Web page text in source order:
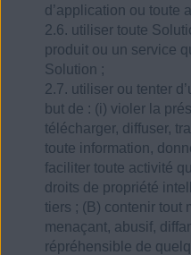
d’application ou toute
2.6. utiliser toute
produit ou un service
Solution ;
2.7. utiliser ou tenter
but de : (i) violer la
télécharger, diffuser,
toute information,
faciliter toute activité
droits de propriété
tiers ; (B) contenir tout
menaçant, abusif,
répréhensible de